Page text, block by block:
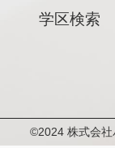
学区検索
©2024 株式会社